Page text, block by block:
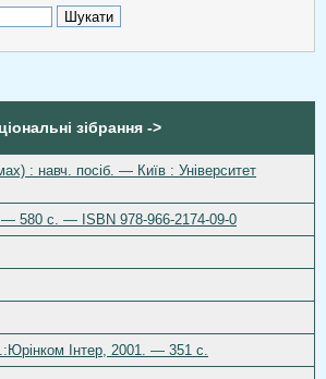
зібрання ->
: навч. посіб. — Київ : Університет
— 580 с. — ISBN 978-966-2174-09-0
Інтер, 2001. — 351 c.